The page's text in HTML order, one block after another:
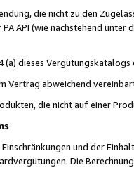
die nicht zu den
API (wie nachstehend
(a) dieses
Vertrag abweichend
die nicht auf einer
und der
Die